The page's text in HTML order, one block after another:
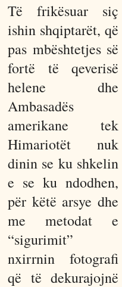
Të frikësuar siç
ishin shqiptarët, që
pas mbështetjes së
fortë të qeverisë
helene dhe
Ambasadës
amerikane tek
Himariotët nuk
dinin se ku shkelin
e se ku ndodhen,
për këtë arsye dhe
me metodat e
“sigurimit”
nxirrnin fotografi
që të dekurajojnë